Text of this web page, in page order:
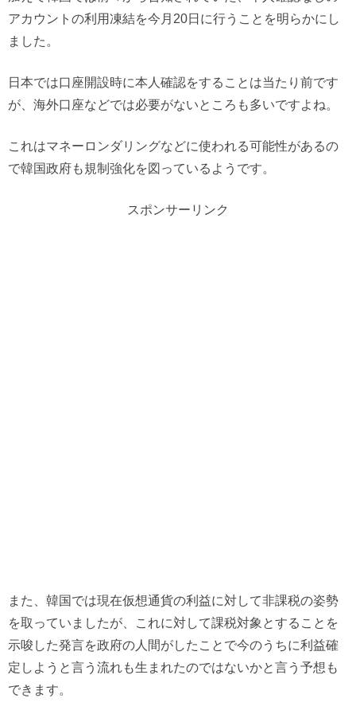
アカウントの利用凍結を今月20日に行うことを明らかにし
ました。
日本では口座開設時に本人確認をすることは当たり前です
が、海外口座などでは必要がないところも多いですよね。
これはマネーロンダリングなどに使われる可能性があるの
で韓国政府も規制強化を図っているようです。
スポンサーリンク
また、韓国では現在仮想通貨の利益に対して非課税の姿勢
を取っていましたが、これに対して課税対象とすることを
示唆した発言を政府の人間がしたことで今のうちに利益確
定しようと言う流れも生まれたのではないかと言う予想も
できます。